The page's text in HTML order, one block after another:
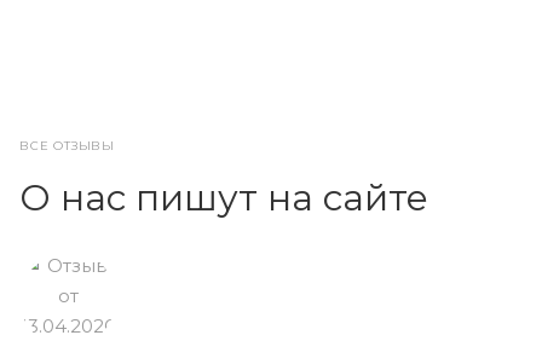
ВСЕ ОТЗЫВЫ
О нас пишут на сайте